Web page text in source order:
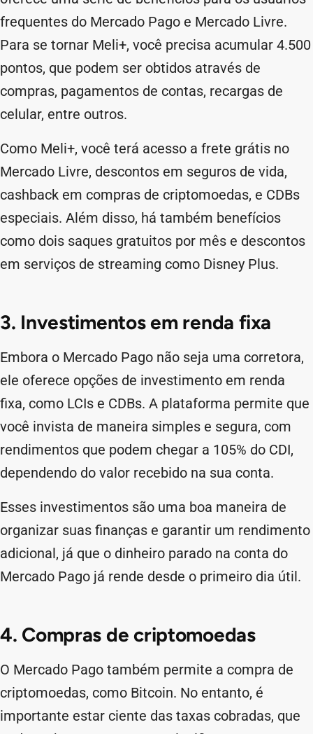
frequentes do Mercado Pago e Mercado Livre.
Para se tornar Meli+, você precisa acumular 4.500
pontos, que podem ser obtidos através de
compras, pagamentos de contas, recargas de
celular, entre outros.
Como Meli+, você terá acesso a frete grátis no
Mercado Livre, descontos em seguros de vida,
cashback em compras de criptomoedas, e CDBs
especiais. Além disso, há também benefícios
como dois saques gratuitos por mês e descontos
em serviços de streaming como Disney Plus.
3. Investimentos em renda fixa
Embora o Mercado Pago não seja uma corretora,
ele oferece opções de investimento em renda
fixa, como LCIs e CDBs. A plataforma permite que
você invista de maneira simples e segura, com
rendimentos que podem chegar a 105% do CDI,
dependendo do valor recebido na sua conta.
Esses investimentos são uma boa maneira de
organizar suas finanças e garantir um rendimento
adicional, já que o dinheiro parado na conta do
Mercado Pago já rende desde o primeiro dia útil.
4. Compras de criptomoedas
O Mercado Pago também permite a compra de
criptomoedas, como Bitcoin. No entanto, é
importante estar ciente das taxas cobradas, que